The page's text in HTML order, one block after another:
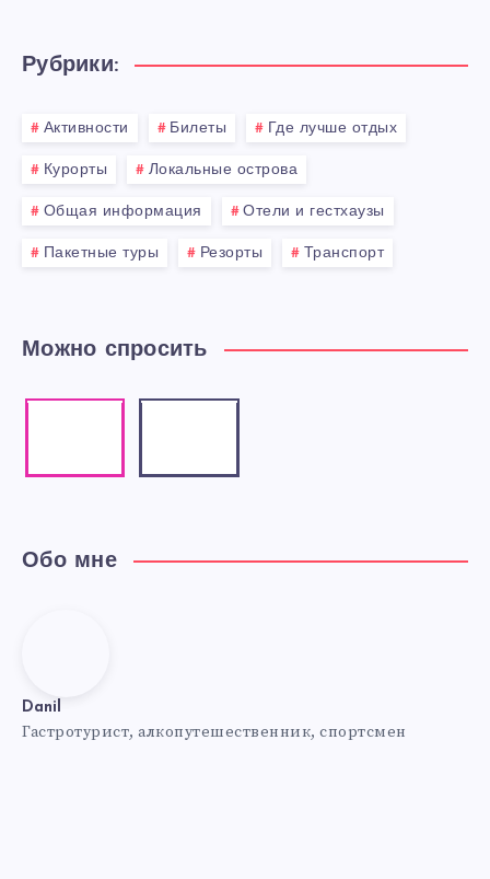
Рубрики:
Активности Билеты Где лучше отдых
Курорты Локальные острова
Общая информация Отели и гестхаузы
Пакетные туры Резорты Транспорт
Можно спросить
Обо мне
Danil
Гастротурист, алкопутешественник, спортсмен